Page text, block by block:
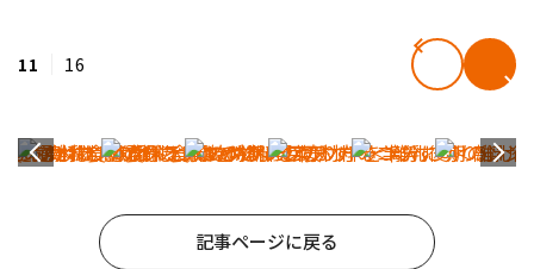
11 16
記事ページに戻る